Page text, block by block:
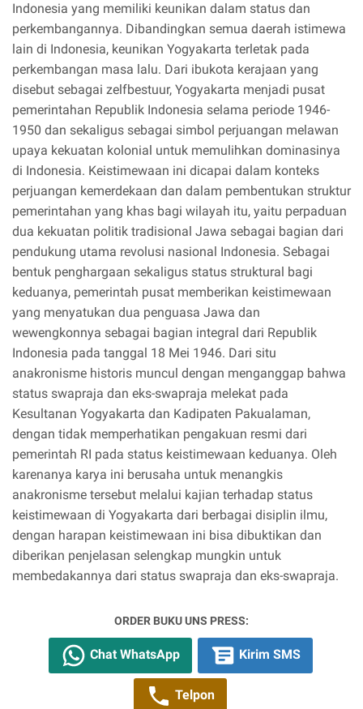
Indonesia yang memiliki keunikan dalam status dan
perkembangannya. Dibandingkan semua daerah istimewa
lain di Indonesia, keunikan Yogyakarta terletak pada
perkembangan masa lalu. Dari ibukota kerajaan yang
disebut sebagai zelfbestuur, Yogyakarta menjadi pusat
pemerintahan Republik Indonesia selama periode 1946-
1950 dan sekaligus sebagai simbol perjuangan melawan
upaya kekuatan kolonial untuk memulihkan dominasinya
di Indonesia. Keistimewaan ini dicapai dalam konteks
perjuangan kemerdekaan dan dalam pembentukan struktur
pemerintahan yang khas bagi wilayah itu, yaitu perpaduan
dua kekuatan politik tradisional Jawa sebagai bagian dari
pendukung utama revolusi nasional Indonesia. Sebagai
bentuk penghargaan sekaligus status struktural bagi
keduanya, pemerintah pusat memberikan keistimewaan
yang menyatukan dua penguasa Jawa dan
wewengkonnya sebagai bagian integral dari Republik
Indonesia pada tanggal 18 Mei 1946. Dari situ
anakronisme historis muncul dengan menganggap bahwa
status swapraja dan eks-swapraja melekat pada
Kesultanan Yogyakarta dan Kadipaten Pakualaman,
dengan tidak memperhatikan pengakuan resmi dari
pemerintah RI pada status keistimewaan keduanya. Oleh
karenanya karya ini berusaha untuk menangkis
anakronisme tersebut melalui kajian terhadap status
keistimewaan di Yogyakarta dari berbagai disiplin ilmu,
dengan harapan keistimewaan ini bisa dibuktikan dan
diberikan penjelasan selengkap mungkin untuk
membedakannya dari status swapraja dan eks-swapraja.
ORDER BUKU UNS PRESS:
Chat WhatsApp Kirim SMS
Telpon